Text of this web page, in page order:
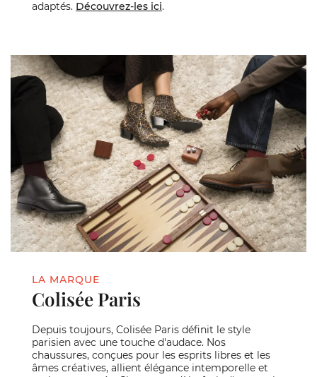
adaptés. Découvrez-les ici.
LA MARQUE
Colisée Paris
Depuis toujours, Colisée Paris définit le style
parisien avec une touche d'audace. Nos
chaussures, conçues pour les esprits libres et les
âmes créatives, allient élégance intemporelle et